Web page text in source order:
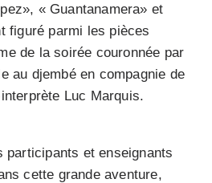
« Guantanamera» et
figuré parmi les pièces
de la soirée couronnée par
au djembé en compagnie de
Luc Marquis.
participants et enseignants
cette grande aventure,